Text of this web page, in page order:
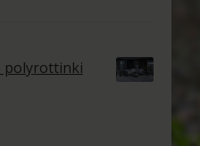
polyrottinki